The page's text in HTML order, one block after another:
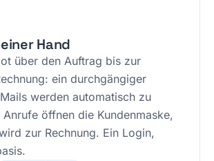
Hand
über den Auftrag bis zur
ein durchgängiger
werden automatisch zu
öffnen die Kundenmaske,
zur Rechnung. Ein Login,